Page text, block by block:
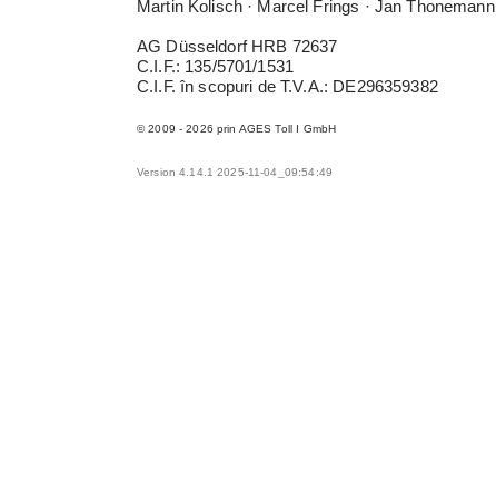
Martin Kolisch · Marcel Frings · Jan Thonemann
AG Düsseldorf HRB 72637
C.I.F.: 135/5701/1531
C.I.F. în scopuri de T.V.A.: DE296359382
© 2009 - 2026 prin AGES Toll I GmbH
Version 4.14.1 2025-11-04_09:54:49